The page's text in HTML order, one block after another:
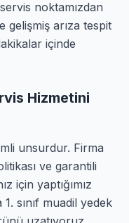
noktamızdan
gelişmiş arıza tespit
içinde
Hizmetini
unsurdur. Firma
ve garantili
için yaptığımız
sınıf muadil yedek